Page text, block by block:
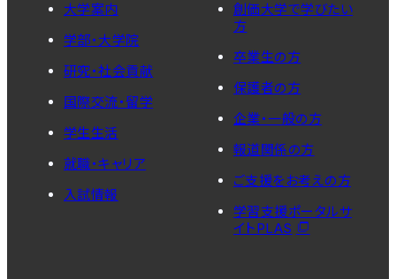
大学案内
学部・大学院
研究・社会貢献
国際交流・留学
学生生活
就職・キャリア
入試情報
創価大学で学びたい
方
卒業生の方
保護者の方
企業・一般の方
報道関係の方
ご支援をお考えの方
学習支援ポータルサ
イトPLAS